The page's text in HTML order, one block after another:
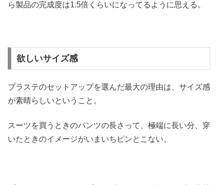
ら製品の完成度は1.5倍くらいになってるように思える。
欲しいサイズ感
プラステのセットアップを選んだ最大の理由は、サイズ感
が素晴らしいということ。
スーツを買うときのパンツの長さって、極端に長い分、穿
いたときのイメージがいまいちピンとこない。